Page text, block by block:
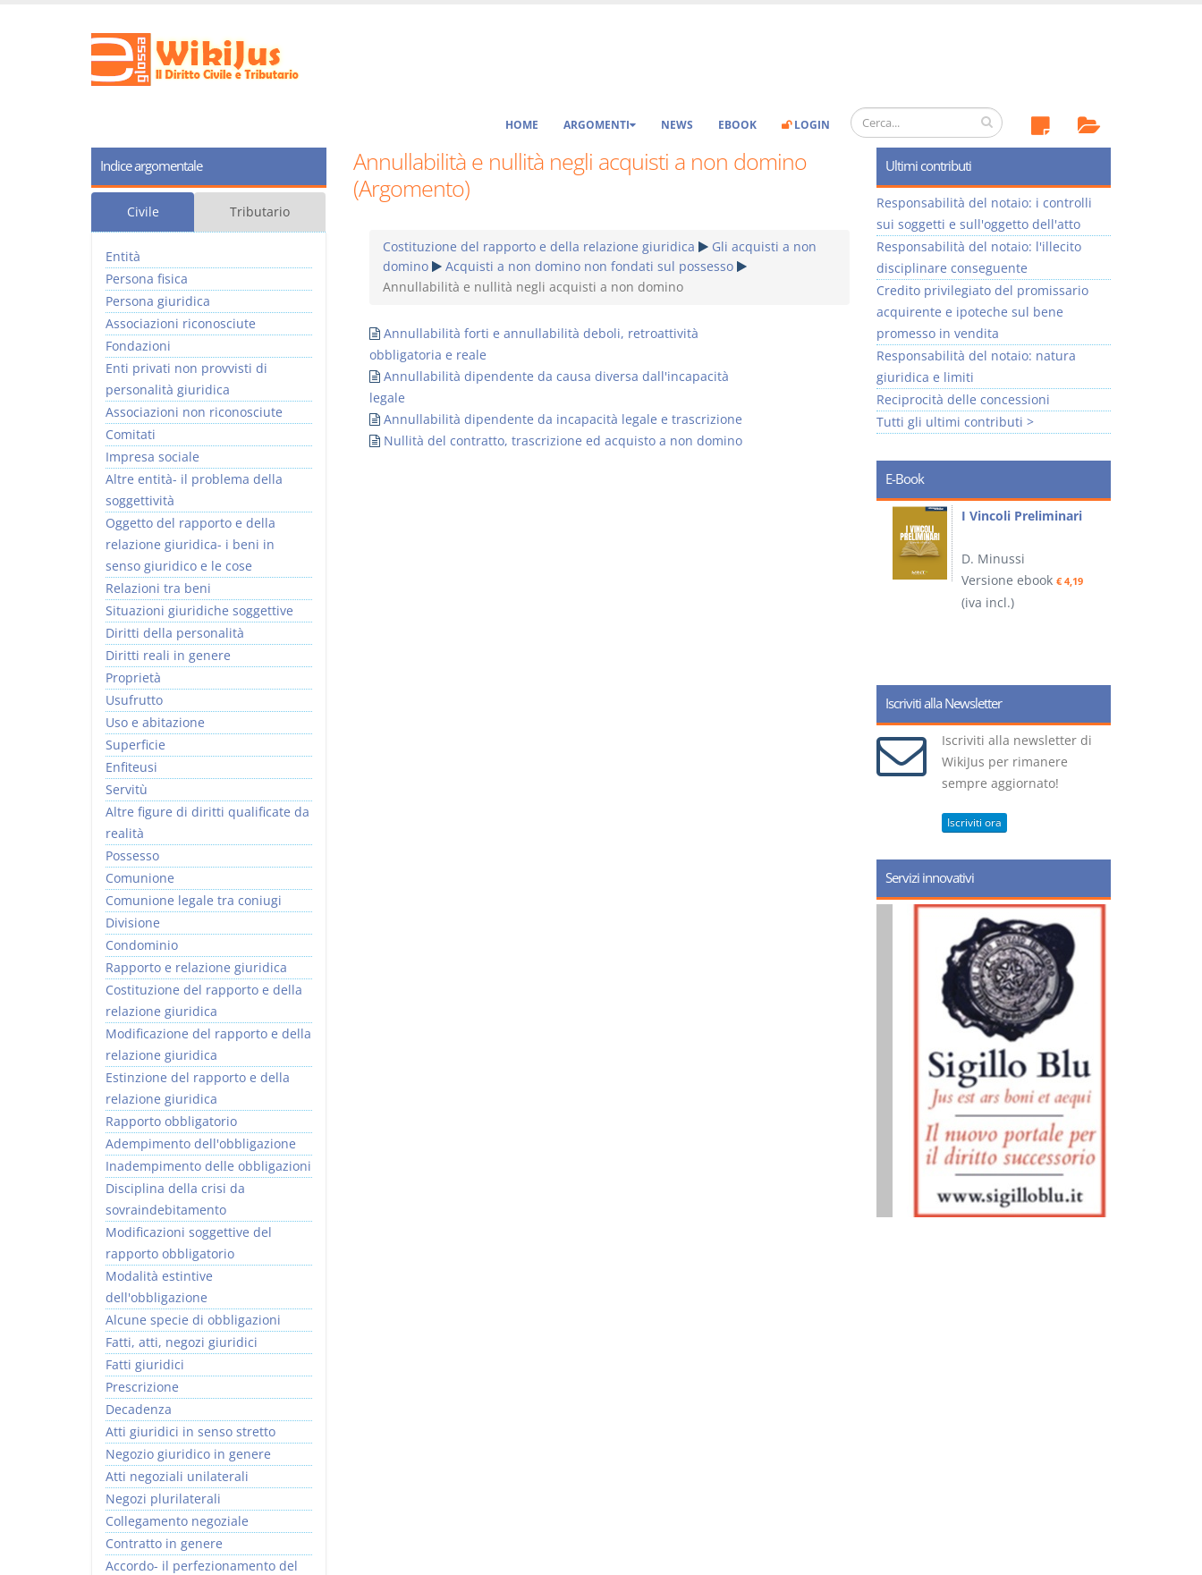
HOME ARGOMENTI NEWS EBOOK LOGIN
Annullabilità e nullità negli acquisti a non domino
(Argomento)
Costituzione del rapporto e della relazione giuridica
Gli acquisti a non
domino
Acquisti a non domino non fondati sul possesso
Annullabilità e nullità negli acquisti a non domino
Annullabilità forti e annullabilità deboli, retroattività
obbligatoria e reale
Annullabilità dipendente da causa diversa dall'incapacità
legale
Annullabilità dipendente da incapacità legale e trascrizione
Nullità del contratto, trascrizione ed acquisto a non domino
Indice argomentale
Civile Tributario
Entità
Persona fisica
Persona giuridica
Associazioni riconosciute
Fondazioni
Enti privati non provvisti di
personalità giuridica
Associazioni non riconosciute
Comitati
Impresa sociale
Altre entità- il problema della
soggettività
Oggetto del rapporto e della
relazione giuridica- i beni in
senso giuridico e le cose
Relazioni tra beni
Situazioni giuridiche soggettive
Diritti della personalità
Diritti reali in genere
Proprietà
Usufrutto
Uso e abitazione
Superficie
Enfiteusi
Servitù
Altre figure di diritti qualificate da
realità
Possesso
Comunione
Comunione legale tra coniugi
Divisione
Condominio
Rapporto e relazione giuridica
Costituzione del rapporto e della
relazione giuridica
Modificazione del rapporto e della
relazione giuridica
Estinzione del rapporto e della
relazione giuridica
Rapporto obbligatorio
Adempimento dell'obbligazione
Inadempimento delle obbligazioni
Disciplina della crisi da
sovraindebitamento
Modificazioni soggettive del
rapporto obbligatorio
Modalità estintive
dell'obbligazione
Alcune specie di obbligazioni
Fatti, atti, negozi giuridici
Fatti giuridici
Prescrizione
Decadenza
Atti giuridici in senso stretto
Negozio giuridico in genere
Atti negoziali unilaterali
Negozi plurilaterali
Collegamento negoziale
Contratto in genere
Accordo- il perfezionamento del
Ultimi contributi
Responsabilità del notaio: i controlli
sui soggetti e sull'oggetto dell'atto
Responsabilità del notaio: l'illecito
disciplinare conseguente
Credito privilegiato del promissario
acquirente e ipoteche sul bene
promesso in vendita
Responsabilità del notaio: natura
giuridica e limiti
Reciprocità delle concessioni
Tutti gli ultimi contributi >
E-Book
relazione giuridica
Versione ebook€ 5,99
I Singoli Contratti
D. Minussi
(iva incl.)
I Vincoli Preliminari
D. Minussi
Versione ebook € 4,19
(iva incl.)
Iscriviti alla Newsletter
Iscriviti alla newsletter di
WikiJus per rimanere
sempre aggiornato!
Iscriviti ora
Servizi innovativi